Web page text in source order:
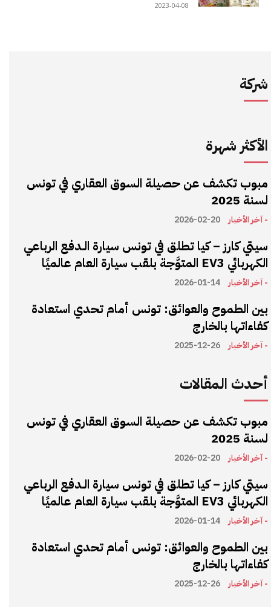
2023-04-08
شركة
الأكثر شهرة
مبوب تكشف عن حصيلة السوق العقاري في تونس
لسنة 2025
- آخر الأخبار 2026-02-20
سيتي كارز – كيا تطلق في تونس سيارة الـدفع الرباعي
الكهربائي EV3 المتوَّجة بلقب سيارة العام عالميًا
- آخر الأخبار 2026-01-14
بين الطموح والعوائق: تونس أمام تحدي استعادة
كفاءاتها بالخارج
- آخر الأخبار 2025-12-26
أحدث المقالات
مبوب تكشف عن حصيلة السوق العقاري في تونس
لسنة 2025
- آخر الأخبار 2026-02-20
سيتي كارز – كيا تطلق في تونس سيارة الـدفع الرباعي
الكهربائي EV3 المتوَّجة بلقب سيارة العام عالميًا
- آخر الأخبار 2026-01-14
بين الطموح والعوائق: تونس أمام تحدي استعادة
كفاءاتها بالخارج
- آخر الأخبار 2025-12-26